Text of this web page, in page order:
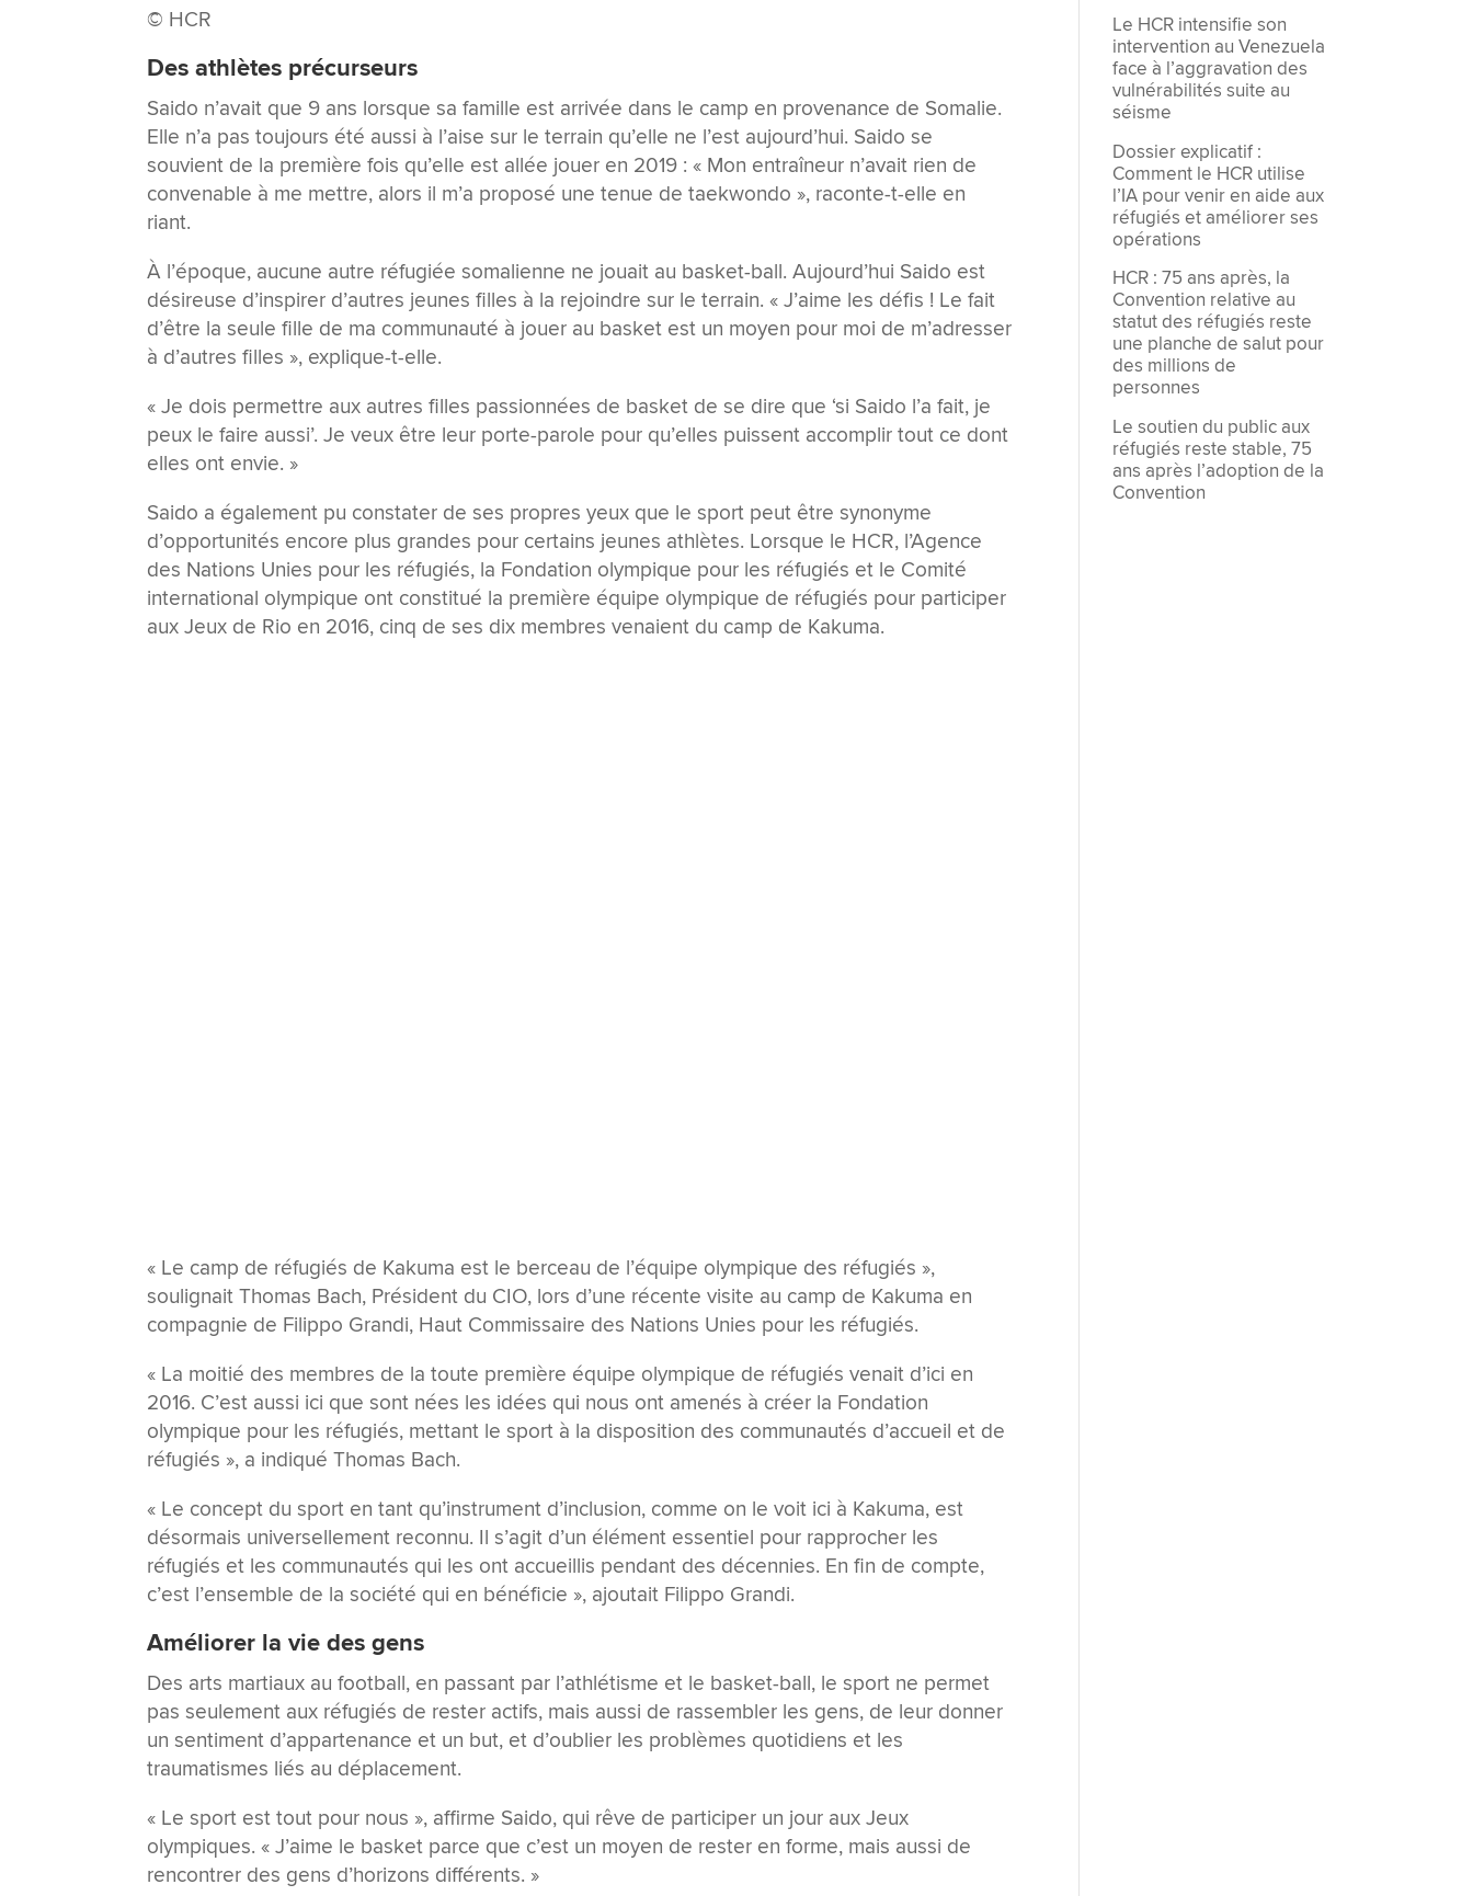
© HCR
Des athlètes précurseurs
Saido n’avait que 9 ans lorsque sa famille est arrivée dans le camp en provenance de Somalie.
Elle n’a pas toujours été aussi à l’aise sur le terrain qu’elle ne l’est aujourd’hui. Saido se
souvient de la première fois qu’elle est allée jouer en 2019 : « Mon entraîneur n’avait rien de
convenable à me mettre, alors il m’a proposé une tenue de taekwondo », raconte-t-elle en
riant.
À l’époque, aucune autre réfugiée somalienne ne jouait au basket-ball. Aujourd’hui Saido est
désireuse d’inspirer d’autres jeunes filles à la rejoindre sur le terrain. « J’aime les défis ! Le fait
d’être la seule fille de ma communauté à jouer au basket est un moyen pour moi de m’adresser
à d’autres filles », explique-t-elle.
« Je dois permettre aux autres filles passionnées de basket de se dire que ‘si Saido l’a fait, je
peux le faire aussi’. Je veux être leur porte-parole pour qu’elles puissent accomplir tout ce dont
elles ont envie. »
Saido a également pu constater de ses propres yeux que le sport peut être synonyme
d’opportunités encore plus grandes pour certains jeunes athlètes. Lorsque le HCR, l’Agence
des Nations Unies pour les réfugiés, la Fondation olympique pour les réfugiés et le Comité
international olympique ont constitué la première équipe olympique de réfugiés pour participer
aux Jeux de Rio en 2016, cinq de ses dix membres venaient du camp de Kakuma.
« Le camp de réfugiés de Kakuma est le berceau de l’équipe olympique des réfugiés »,
soulignait Thomas Bach, Président du CIO, lors d’une récente visite au camp de Kakuma en
compagnie de Filippo Grandi, Haut Commissaire des Nations Unies pour les réfugiés.
« La moitié des membres de la toute première équipe olympique de réfugiés venait d’ici en
2016. C’est aussi ici que sont nées les idées qui nous ont amenés à créer la Fondation
olympique pour les réfugiés, mettant le sport à la disposition des communautés d’accueil et de
réfugiés », a indiqué Thomas Bach.
« Le concept du sport en tant qu’instrument d’inclusion, comme on le voit ici à Kakuma, est
désormais universellement reconnu. Il s’agit d’un élément essentiel pour rapprocher les
réfugiés et les communautés qui les ont accueillis pendant des décennies. En fin de compte,
c’est l’ensemble de la société qui en bénéficie », ajoutait Filippo Grandi.
Améliorer la vie des gens
Des arts martiaux au football, en passant par l’athlétisme et le basket-ball, le sport ne permet
pas seulement aux réfugiés de rester actifs, mais aussi de rassembler les gens, de leur donner
un sentiment d’appartenance et un but, et d’oublier les problèmes quotidiens et les
traumatismes liés au déplacement.
« Le sport est tout pour nous », affirme Saido, qui rêve de participer un jour aux Jeux
olympiques. « J’aime le basket parce que c’est un moyen de rester en forme, mais aussi de
rencontrer des gens d’horizons différents. »
Le HCR intensifie son
intervention au Venezuela
face à l’aggravation des
vulnérabilités suite au
séisme
Dossier explicatif :
Comment le HCR utilise
l’IA pour venir en aide aux
réfugiés et améliorer ses
opérations
HCR : 75 ans après, la
Convention relative au
statut des réfugiés reste
une planche de salut pour
des millions de
personnes
Le soutien du public aux
réfugiés reste stable, 75
ans après l’adoption de la
Convention